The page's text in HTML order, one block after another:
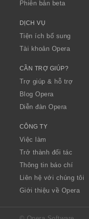
Phiên bản beta
DỊCH VỤ
Tiện ích bổ sung
Tài khoản Opera
CẦN TRỢ GIÚP?
Trợ giúp & hỗ trợ
Blog Opera
Diễn đàn Opera
CÔNG TY
Việc làm
Trở thành đối tác
Thông tin báo chí
Liên hệ với chúng tôi
Giới thiệu về Opera